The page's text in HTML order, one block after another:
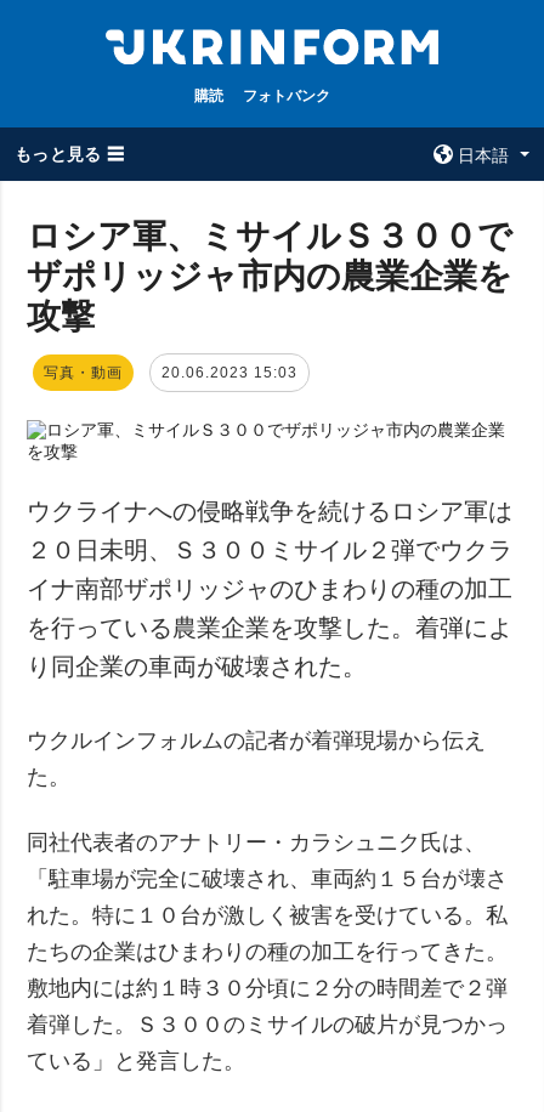
購読 フォトバンク
もっと見る ☰
日本語
全てのトピック
戦争
政治
経済・復興
防衛
社会・文化
スポーツ
犯罪
事故・緊急事態
ウクルインフォ
ルム
追加
インタビュー
サービス
フォトバンク
ロシア軍、ミサイルＳ３００で
ザポリッジャ市内の農業企業を
攻撃
写真・動画 20.06.2023 15:03
ウクライナへの侵略戦争を続けるロシア軍は
２０日未明、Ｓ３００ミサイル２弾でウクラ
イナ南部ザポリッジャのひまわりの種の加工
を行っている農業企業を攻撃した。着弾によ
り同企業の車両が破壊された。
ウクルインフォルムの記者が着弾現場から伝え
た。
同社代表者のアナトリー・カラシュニク氏は、
「駐車場が完全に破壊され、車両約１５台が壊さ
れた。特に１０台が激しく被害を受けている。私
たちの企業はひまわりの種の加工を行ってきた。
敷地内には約１時３０分頃に２分の時間差で２弾
着弾した。Ｓ３００のミサイルの破片が見つかっ
ている」と発言した。